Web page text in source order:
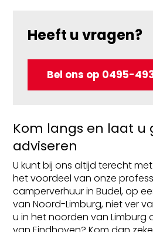
Heeft u vragen?
Bel ons op 0495-
Kom langs en laat u
adviseren
U kunt bij ons altijd terecht
het voordeel van onze
camperverhuur in Budel, op
van Noord-Limburg, niet ver
u in het noorden van Limburg